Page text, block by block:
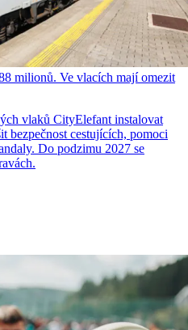
milionů. Ve vlacích mají omezit
vlaků CityElefant instalovat
bezpečnost cestujících, pomoci
Do podzimu 2027 se